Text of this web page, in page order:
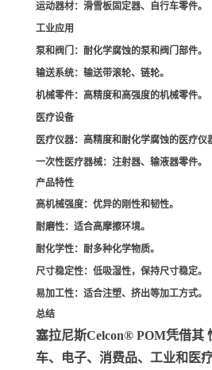
运动器材：滑雪板固定器、自行车零件。
工业应用
泵和阀门 ：耐化学腐蚀的泵和阀门部件。
输送系统：输送带滚轮、链轮。
机械零件：高精度和高强度的机械零件。
医疗设备
医疗仪器：高精度和耐化学腐蚀的医疗仪
一次性医疗器械：注射器、输液器零件。
产品特性
高机械强度：优异的刚性和韧性。
耐磨性：适合高摩擦环境。
耐化学性：耐多种化学物质。
尺寸稳定性：低吸湿性，保持尺寸稳定。
易加工性：适合注塑、挤出等加工方式。
总结
塞拉尼斯Celcon® POM凭借其
车、电子、消费品、工业和医